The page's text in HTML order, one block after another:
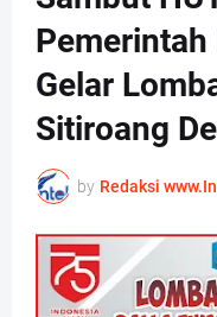
Pemerintah
Gelar
Sitiroang
by Redaksi